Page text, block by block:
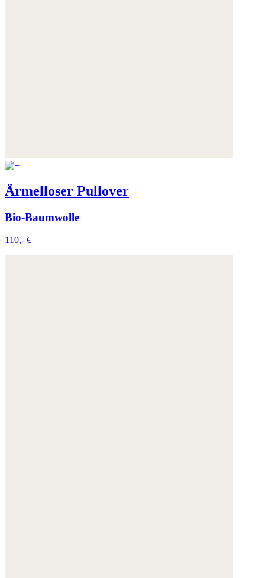
Ärmelloser Pullover
Bio-Baumwolle
110,- €